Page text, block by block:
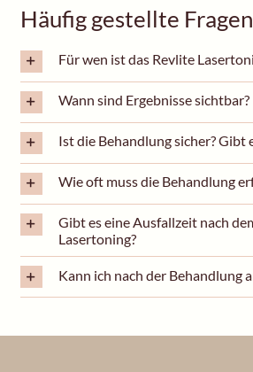
Häufig gestellte Fragen
Für wen ist das Revlite
Wann sind Ergebnisse sichtbar?
Ist die Behandlung sicher? Gibt
Wie oft muss die Behandlung
Gibt es eine Ausfallzeit nach
Lasertoning?
Kann ich nach der Behandlung